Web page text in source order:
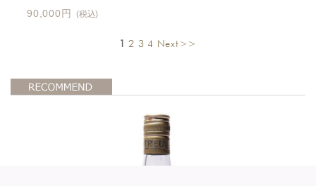
90,000円 (税込)
1 2 3 4 Next>>